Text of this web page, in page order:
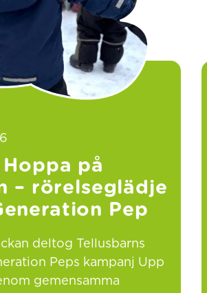
på
– rörelseglädje
Pep
deltog Tellusbarns
Peps kampanj Upp
gemensamma